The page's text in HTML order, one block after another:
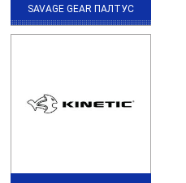
SAVAGE GEAR ПАЛТУС